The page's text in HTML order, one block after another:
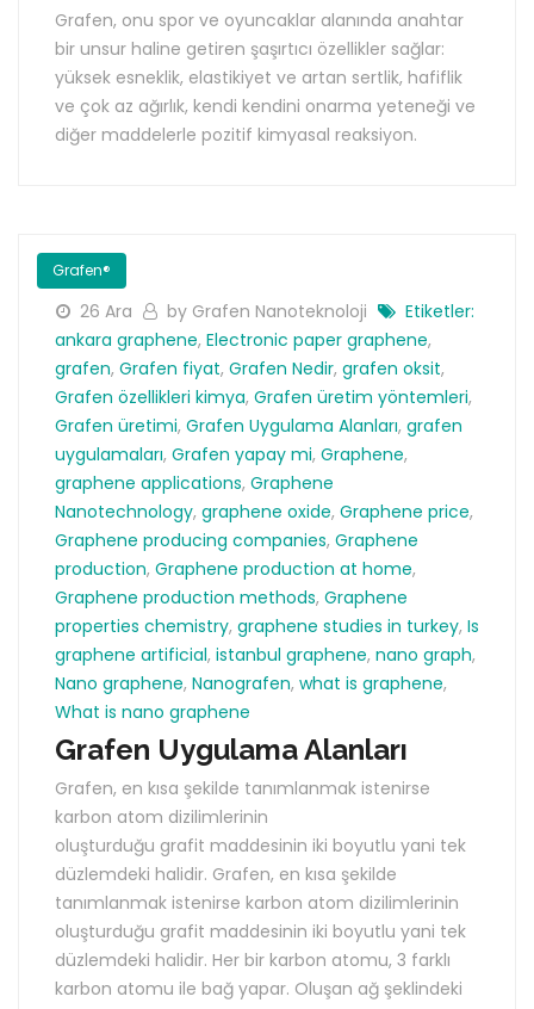
Grafen, onu spor ve oyuncaklar alanında anahtar
bir unsur haline getiren şaşırtıcı özellikler sağlar:
yüksek esneklik, elastikiyet ve artan sertlik, hafiflik
ve çok az ağırlık, kendi kendini onarma yeteneği ve
diğer maddelerle pozitif kimyasal reaksiyon.
Grafen®
26 Ara by Grafen Nanoteknoloji
Etiketler:
ankara graphene, Electronic paper graphene,
grafen, Grafen fiyat, Grafen Nedir, grafen oksit,
Grafen özellikleri kimya, Grafen üretim yöntemleri,
Grafen üretimi, Grafen Uygulama Alanları, grafen
uygulamaları, Grafen yapay mi, Graphene,
graphene applications, Graphene
Nanotechnology, graphene oxide, Graphene price,
Graphene producing companies, Graphene
production, Graphene production at home,
Graphene production methods, Graphene
properties chemistry, graphene studies in turkey, Is
graphene artificial, istanbul graphene, nano graph,
Nano graphene, Nanografen, what is graphene,
What is nano graphene
Grafen Uygulama Alanları
Grafen, en kısa şekilde tanımlanmak istenirse
karbon atom dizilimlerinin
oluşturduğu grafit maddesinin iki boyutlu yani tek
düzlemdeki halidir. Grafen, en kısa şekilde
tanımlanmak istenirse karbon atom dizilimlerinin
oluşturduğu grafit maddesinin iki boyutlu yani tek
düzlemdeki halidir. Her bir karbon atomu, 3 farklı
karbon atomu ile bağ yapar. Oluşan ağ şeklindeki